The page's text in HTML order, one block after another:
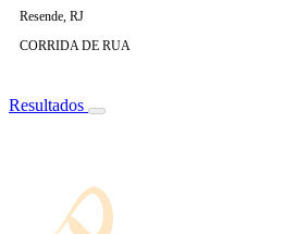
Resende, RJ
CORRIDA DE RUA
Resultados